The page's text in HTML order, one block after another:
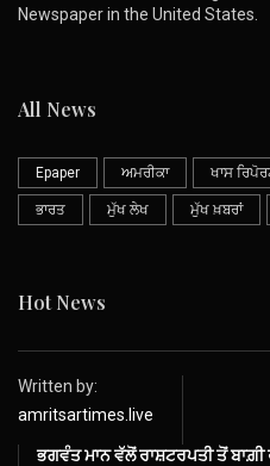
Newspaper in the United States.
All News
Epaper ਅਮਰੀਕਾ ਖਾਸ
ਭਾਰਤ ਮੁੱਖ ਲੇਖ ਮੁੱਖ ਖ਼ਬਰਾਂ
Hot News
Written by:
amritsartimes.live
ਭਗਵੰਤ ਮਾਨ ਵੱਲੋਂ ਰਾਸ਼ਟਰਪਤੀ ਤੋਂ